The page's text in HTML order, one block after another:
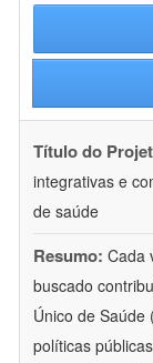
Título do
integrativas e
de saúde
Resumo: Cada
buscado
Único de Saúde
políticas